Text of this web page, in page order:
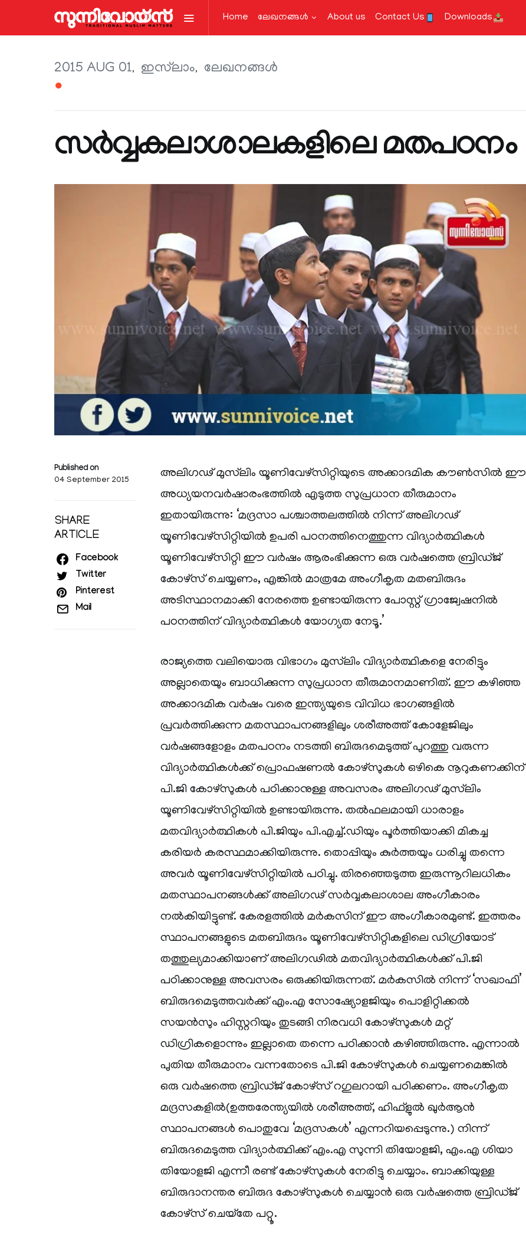
Home ലേഖനങ്ങള്‍ About us Contact Us Downloads
2015 AUG 01 ഇസ്‌ലാം ലേഖനങ്ങള്‍
●
സർവ്വകലാശാലകളിലെ മതപഠനം
Published on
04 September 2015
SHARE
ARTICLE
Facebook
Twitter
Pinterest
Mail
അലിഗഢ് മുസ്‌ലിം യൂണിവേഴ്‌സിറ്റിയുടെ അക്കാദമിക കൗൺസിൽ ഈ
അധ്യയനവർഷാരംഭത്തിൽ എടുത്ത സുപ്രധാന തീരുമാനം
ഇതായിരുന്നു: ‘മദ്രസാ പശ്ചാത്തലത്തിൽ നിന്ന് അലിഗഢ്
യൂണിവേഴ്‌സിറ്റിയിൽ ഉപരി പഠനത്തിനെത്തുന്ന വിദ്യാർത്ഥികൾ
യൂണിവേഴ്‌സിറ്റി ഈ വർഷം ആരംഭിക്കുന്ന ഒരു വർഷത്തെ ബ്രിഡ്ജ്
കോഴ്‌സ് ചെയ്യണം, എങ്കിൽ മാത്രമേ അംഗീകൃത മതബിരുദം
അടിസ്ഥാനമാക്കി നേരത്തെ ഉണ്ടായിരുന്ന പോസ്റ്റ് ഗ്രാജ്വേഷനിൽ
പഠനത്തിന് വിദ്യാർത്ഥികൾ യോഗ്യത നേടൂ.’
രാജ്യത്തെ വലിയൊരു വിഭാഗം മുസ്‌ലിം വിദ്യാർത്ഥികളെ നേരിട്ടും
അല്ലാതെയും ബാധിക്കുന്ന സുപ്രധാന തീരുമാനമാണിത്. ഈ കഴിഞ്ഞ
അക്കാദമിക വർഷം വരെ ഇന്ത്യയുടെ വിവിധ ഭാഗങ്ങളിൽ
പ്രവർത്തിക്കുന്ന മതസ്ഥാപനങ്ങളിലും ശരീഅത്ത് കോളേജിലും
വർഷങ്ങളോളം മതപഠനം നടത്തി ബിരുദമെടുത്ത് പുറത്തു വരുന്ന
വിദ്യാർത്ഥികൾക്ക് പ്രൊഫഷണൽ കോഴ്‌സുകൾ ഒഴികെ നൂറുകണക്കിന്
പി.ജി കോഴ്‌സുകൾ പഠിക്കാനുള്ള അവസരം അലിഗഢ് മുസ്‌ലിം
യൂണിവേഴ്‌സിറ്റിയിൽ ഉണ്ടായിരുന്നു. തൽഫലമായി ധാരാളം
മതവിദ്യാർത്ഥികൾ പി.ജിയും പി.എച്ച്.ഡിയും പൂർത്തിയാക്കി മികച്ച
കരിയർ കരസ്ഥമാക്കിയിരുന്നു. തൊപ്പിയും കുർത്തയും ധരിച്ചു തന്നെ
അവർ യൂണിവേഴ്‌സിറ്റിയിൽ പഠിച്ചു. തിരഞ്ഞെടുത്ത ഇരുന്നൂറിലധികം
മതസ്ഥാപനങ്ങൾക്ക് അലിഗഢ് സർവ്വകലാശാല അംഗീകാരം
നൽകിയിട്ടുണ്ട്. കേരളത്തിൽ മർകസിന് ഈ അംഗീകാരമുണ്ട്. ഇത്തരം
സ്ഥാപനങ്ങളുടെ മതബിരുദം യൂണിവേഴ്‌സിറ്റികളിലെ ഡിഗ്രിയോട്
തത്തുല്യമാക്കിയാണ് അലിഗഢിൽ മതവിദ്യാർത്ഥികൾക്ക് പി.ജി
പഠിക്കാനുള്ള അവസരം ഒരുക്കിയിരുന്നത്. മർകസിൽ നിന്ന് ‘സഖാഫി’
ബിരുദമെടുത്തവർക്ക് എം.എ സോഷ്യോളജിയും പൊളിറ്റിക്കൽ
സയൻസും ഹിസ്റ്ററിയും തുടങ്ങി നിരവധി കോഴ്‌സുകൾ മറ്റ്
ഡിഗ്രികളൊന്നും ഇല്ലാതെ തന്നെ പഠിക്കാൻ കഴിഞ്ഞിരുന്നു. എന്നാൽ
പുതിയ തീരുമാനം വന്നതോടെ പി.ജി കോഴ്‌സുകൾ ചെയ്യണമെങ്കിൽ
ഒരു വർഷത്തെ ബ്രിഡ്ജ് കോഴ്‌സ് റഗുലറായി പഠിക്കണം. അംഗീകൃത
മദ്രസകളിൽ(ഉത്തരേന്ത്യയിൽ ശരീഅത്ത്, ഹിഫ്‌ളുൽ ഖുർആൻ
സ്ഥാപനങ്ങൾ പൊതുവേ ‘മദ്രസകൾ’ എന്നറിയപ്പെടുന്നു.) നിന്ന്
ബിരുദമെടുത്ത വിദ്യാർത്ഥിക്ക് എം.എ സുന്നി തിയോളജി, എം.എ ശിയാ
തിയോളജി എന്നീ രണ്ട് കോഴ്‌സുകൾ നേരിട്ടു ചെയ്യാം. ബാക്കിയുള്ള
ബിരുദാനന്തര ബിരുദ കോഴ്‌സുകൾ ചെയ്യാൻ ഒരു വർഷത്തെ ബ്രിഡ്ജ്
കോഴ്‌സ് ചെയ്‌തേ പറ്റൂ.